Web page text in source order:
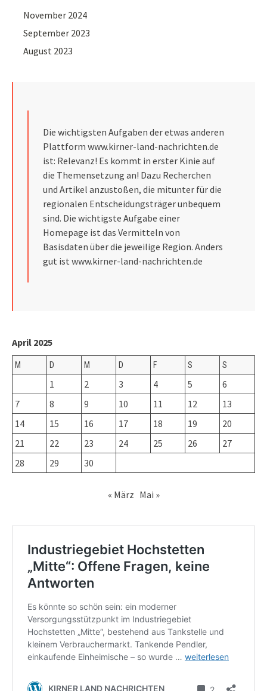
November 2024
September 2023
August 2023
Die wichtigsten Aufgaben der etwas anderen
Plattform www.kirner-land-nachrichten.de
ist: Relevanz! Es kommt in erster Kinie auf
die Themensetzung an! Dazu Recherchen
und Artikel anzustoßen, die mitunter für die
regionalen Entscheidungsträger unbequem
sind. Die wichtigste Aufgabe einer
Homepage ist das Vermitteln von
Basisdaten über die jeweilige Region. Anders
gut ist www.kirner-land-nachrichten.de
April 2025
M D M D F S S
1 2 3 4 5
6
7
8 9 10 11 12
13
14
15 16 17 18 19
20
21
22 23 24 25 26
27
28
29 30
« März Mai »